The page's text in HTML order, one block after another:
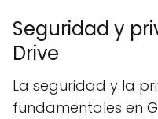
Seguridad y
Drive
La seguridad y la
fundamentales en